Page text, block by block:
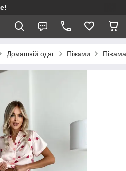
Домашній одяг Піжами